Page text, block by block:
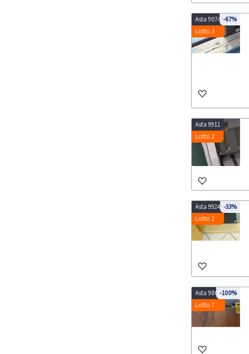
Asta 9074
Lotto 3
-67%
Asta 9911
Lotto 2
Asta 9924
Lotto 2
-33%
Asta 9860
Lotto 7
-100%